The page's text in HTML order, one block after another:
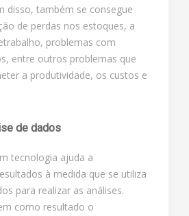
disso, também se consegue
de perdas nos estoques, a
problemas com
entre outros problemas que
a produtividade, os custos e
de dados
tecnologia ajuda a
à medida que se utiliza
para realizar as análises.
como resultado o